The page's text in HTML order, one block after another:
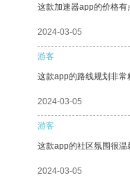
这款加速器app的价格有
2024-03-05
游客
这款app的路线规划非常
2024-03-05
游客
这款app的社区氛围很温
2024-03-05